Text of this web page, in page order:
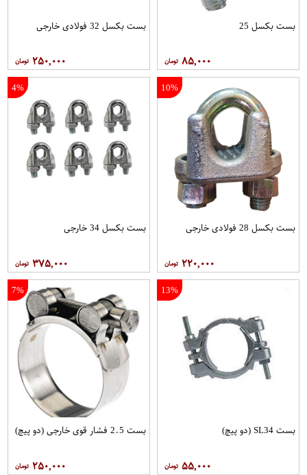
بست بکسل 25
۸۵,۰۰۰
بست بکسل 32 فولادی خارجی
۲۵۰,۰۰۰
10%
بست بکسل 28 فولادی خارجی
۲۲۰,۰۰۰
4%
بست بکسل 34 خارجی
۳۷۵,۰۰۰
13%
بست SL34 (دو پیچ)
۵۵,۰۰۰
7%
بست 2.5 فشار قوی خارجی (دو پیچ)
۲۵۰,۰۰۰